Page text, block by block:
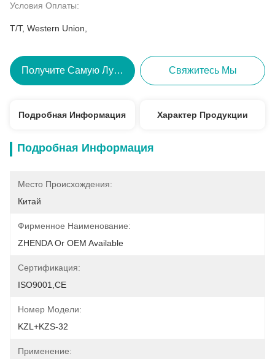
Условия Оплаты:
T/T, Western Union,
Получите Самую Лучшую Цену Свяжитесь Мы
Подробная Информация Характер Продукции
Подробная Информация
Место Происхождения:
Китай
Фирменное Наименование:
ZHENDA Or OEM Available
Сертификация:
ISO9001,CE
Номер Модели:
KZL+KZS-32
Применение: